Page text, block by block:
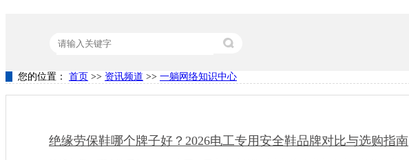
您的位置： 首页 >> 资讯频道 >> 一躺网络知识中心
绝缘劳保鞋哪个牌子好？2026电工专用安全鞋品牌对比与选购指南